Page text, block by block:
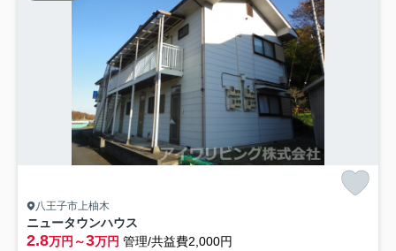
八王子市上柚木
ニュータウンハウス
2.8万円～3万円 管理/共益費2,000円